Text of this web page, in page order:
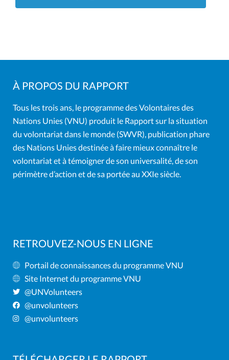
À PROPOS DU RAPPORT
Tous les trois ans, le programme des Volontaires des
Nations Unies (VNU) produit le Rapport sur la situation
du volontariat dans le monde (SWVR), publication phare
des Nations Unies destinée à faire mieux connaître le
volontariat et à témoigner de son universalité, de son
périmètre d’action et de sa portée au XXIe siècle.
RETROUVEZ-NOUS EN LIGNE
Portail de connaissances du programme VNU
Site Internet du programme VNU
@UNVolunteers
@unvolunteers
@unvolunteers